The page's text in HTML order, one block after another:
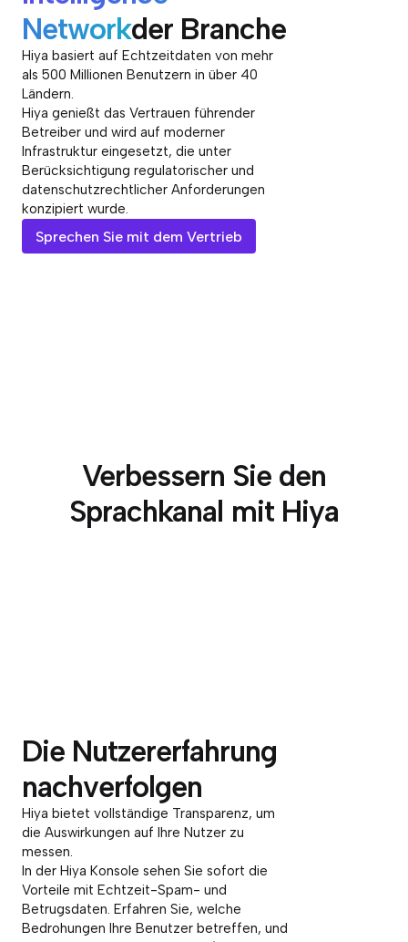
Networkder Branche
Hiya basiert auf Echtzeitdaten von mehr
als 500 Millionen Benutzern in über 40
Ländern.
Hiya genießt das Vertrauen führender
Betreiber und wird auf moderner
Infrastruktur eingesetzt, die unter
Berücksichtigung regulatorischer und
datenschutzrechtlicher Anforderungen
konzipiert wurde.
Sprechen Sie mit dem Vertrieb
Verbessern Sie den
Sprachkanal mit Hiya
Die Nutzererfahrung
nachverfolgen
Hiya bietet vollständige Transparenz, um
die Auswirkungen auf Ihre Nutzer zu
messen.
In der Hiya Konsole sehen Sie sofort die
Vorteile mit Echtzeit-Spam- und
Betrugsdaten. Erfahren Sie, welche
Bedrohungen Ihre Benutzer betreffen, und